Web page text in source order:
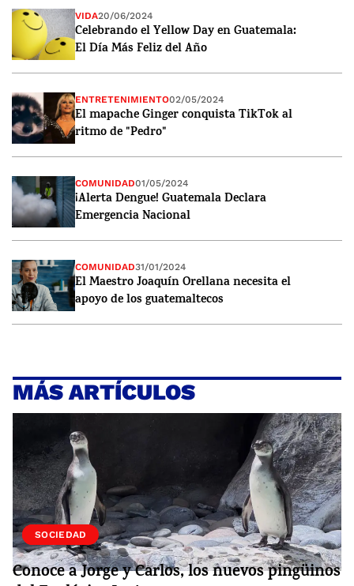
VIDA20/06/2024
Celebrando el Yellow Day en Guatemala:
El Día Más Feliz del Año
ENTRETENIMIENTO02/05/2024
El mapache Ginger conquista TikTok al
ritmo de "Pedro"
COMUNIDAD01/05/2024
¡Alerta Dengue! Guatemala Declara
Emergencia Nacional
COMUNIDAD31/01/2024
El Maestro Joaquín Orellana necesita el
apoyo de los guatemaltecos
MÁS ARTÍCULOS
VIDA
SOCIEDAD
Conoce a Jorge y Carlos, los nuevos pingüinos